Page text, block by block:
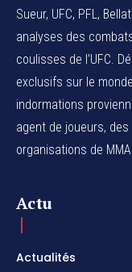
Sueur, UFC, PFL,
analyses des
coulisses de l’UFC.
exclusifs sur le
indormations
agent de joueurs,
organisations de
Actu
Actualités